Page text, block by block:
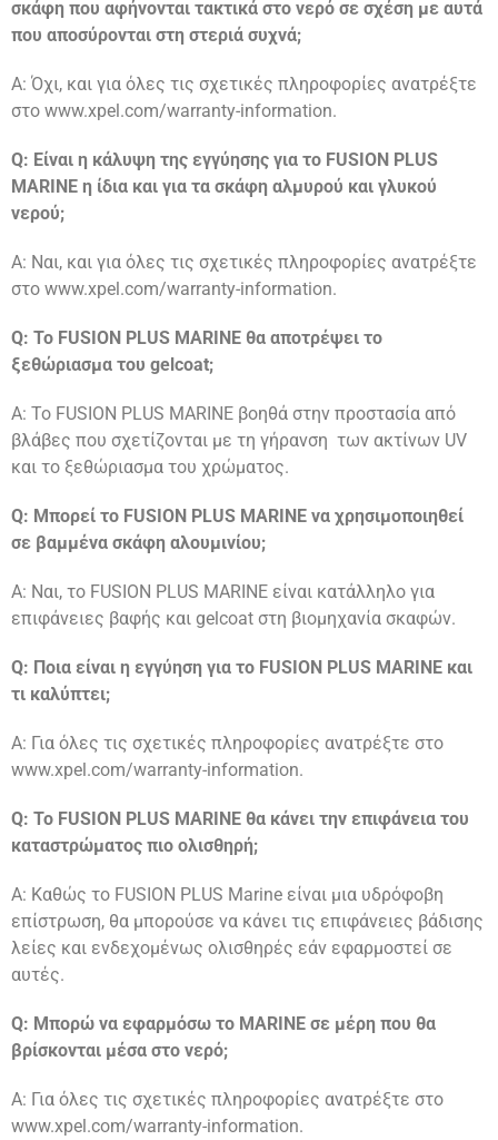
σκάφη που αφήνονται τακτικά στο νερό σε σχέση με αυτά
που αποσύρονται στη στεριά συχνά;
A: Όχι, και για όλες τις σχετικές πληροφορίες ανατρέξτε
στο www.xpel.com/warranty-information.
Q: Είναι η κάλυψη της εγγύησης για το FUSION PLUS
MARINE η ίδια και για τα σκάφη αλμυρού και γλυκού
νερού;
A: Ναι, και για όλες τις σχετικές πληροφορίες ανατρέξτε
στο www.xpel.com/warranty-information.
Q: Το FUSION PLUS MARINE θα αποτρέψει το
ξεθώριασμα του gelcoat;
A: Το FUSION PLUS MARINE βοηθά στην προστασία από
βλάβες που σχετίζονται με τη γήρανση των ακτίνων UV
και το ξεθώριασμα του χρώματος.
Q: Μπορεί το FUSION PLUS MARINE να χρησιμοποιηθεί
σε βαμμένα σκάφη αλουμινίου;
A: Ναι, το FUSION PLUS MARINE είναι κατάλληλο για
επιφάνειες βαφής και gelcoat στη βιομηχανία σκαφών.
Q: Ποια είναι η εγγύηση για το FUSION PLUS MARINE και
τι καλύπτει;
A: Για όλες τις σχετικές πληροφορίες ανατρέξτε στο
www.xpel.com/warranty-information.
Q: Το FUSION PLUS MARINE θα κάνει την επιφάνεια του
καταστρώματος πιο ολισθηρή;
A: Καθώς το FUSION PLUS Marine είναι μια υδρόφοβη
επίστρωση, θα μπορούσε να κάνει τις επιφάνειες βάδισης
λείες και ενδεχομένως ολισθηρές εάν εφαρμοστεί σε
αυτές.
Q: Μπορώ να εφαρμόσω το MARINE σε μέρη που θα
βρίσκονται μέσα στο νερό;
A: Για όλες τις σχετικές πληροφορίες ανατρέξτε στο
www.xpel.com/warranty-information.